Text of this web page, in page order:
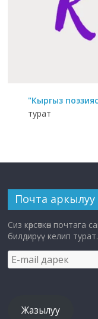
"Кыргыз
турат
Почта
Сиз көрсөткөн
билдирүү келип турат.
E-
mail
Жазылуу